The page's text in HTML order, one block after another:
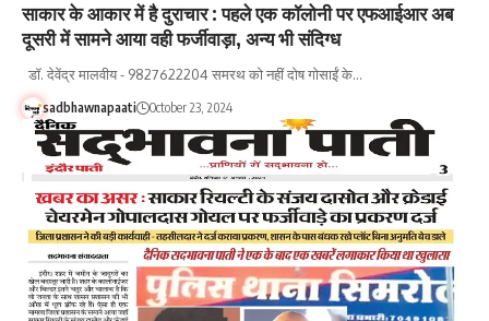
साकार के आकार में है दुराचार : पहले एक कॉलोनी पर एफआईआर अब
दूसरी में सामने आया वही फर्जीवाड़ा, अन्य भी संदिग्ध
डॉ. देवेंद्र मालवीय - 9827622204 समरथ को नहीं दोष गोसाईं के…
sadbhawnapaati October 23, 2024